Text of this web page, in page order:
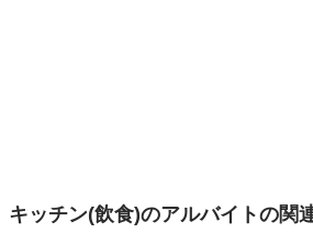
キッチン(飲食)のアルバイトの関